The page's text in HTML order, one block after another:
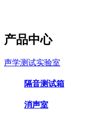
产品中心
声学测试实验室
隔音测试箱
消声室